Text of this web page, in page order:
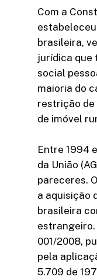
Com a
brasileira,
jurídica que
social
maioria do
restrição de
de imóvel
Entre 1994
da União
pareceres.
a aquisição
brasileira
estrangeiro.
001/2008,
pela
5.709 de